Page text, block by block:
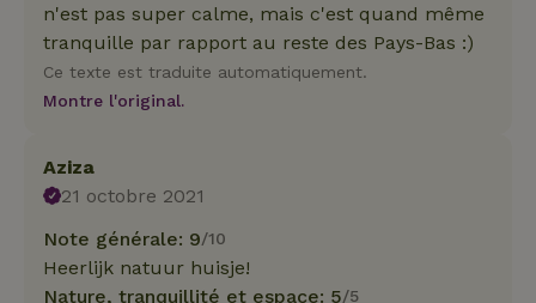
n'est pas super calme, mais c'est quand même
tranquille par rapport au reste des Pays-Bas :)
Ce texte est traduite automatiquement.
Montre l'original.
Aziza
21 octobre 2021
Note générale: 9/10
Heerlijk natuur huisje!
Nature, tranquillité et espace: 5/5